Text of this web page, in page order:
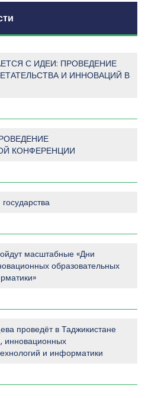
С ИДЕИ: ПРОВЕДЕНИЕ
И ИННОВАЦИЙ В
КОНФЕРЕНЦИИ
масштабные «Дни
образовательных
проведёт в Таджикистане
инновационных
и информатики